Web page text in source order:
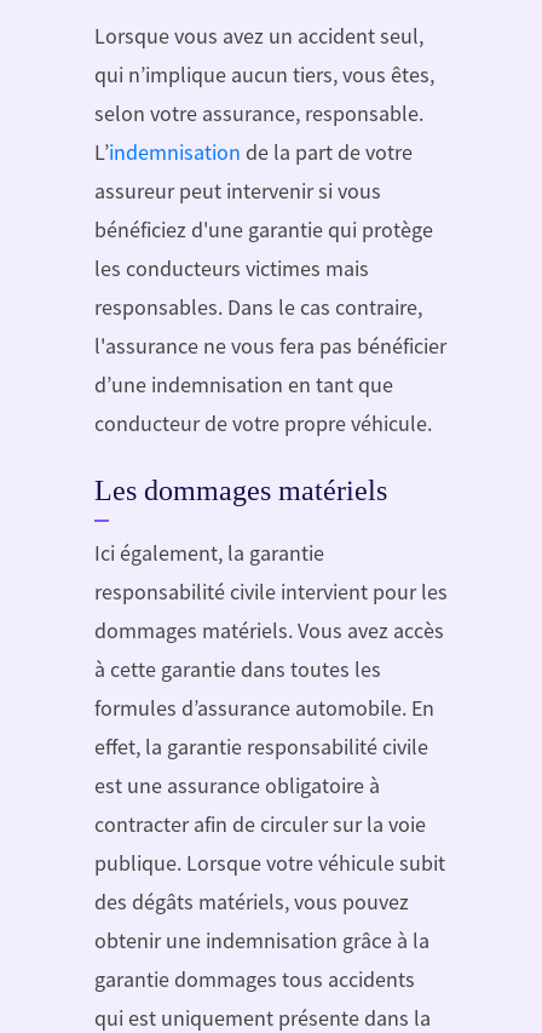
Lorsque vous avez un accident seul,
qui n’implique aucun tiers, vous êtes,
selon votre assurance, responsable.
L’indemnisation de la part de votre
assureur peut intervenir si vous
bénéficiez d'une garantie qui protège
les conducteurs victimes mais
responsables. Dans le cas contraire,
l'assurance ne vous fera pas bénéficier
d’une indemnisation en tant que
conducteur de votre propre véhicule.
Les dommages matériels
Ici également, la garantie
responsabilité civile intervient pour les
dommages matériels. Vous avez accès
à cette garantie dans toutes les
formules d’assurance automobile. En
effet, la garantie responsabilité civile
est une assurance obligatoire à
contracter afin de circuler sur la voie
publique. Lorsque votre véhicule subit
des dégâts matériels, vous pouvez
obtenir une indemnisation grâce à la
garantie dommages tous accidents
qui est uniquement présente dans la